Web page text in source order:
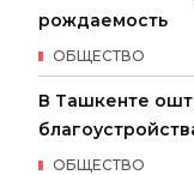
рождаемость
ОБЩЕСТВО
В Ташкенте
ОБЩЕСТВО